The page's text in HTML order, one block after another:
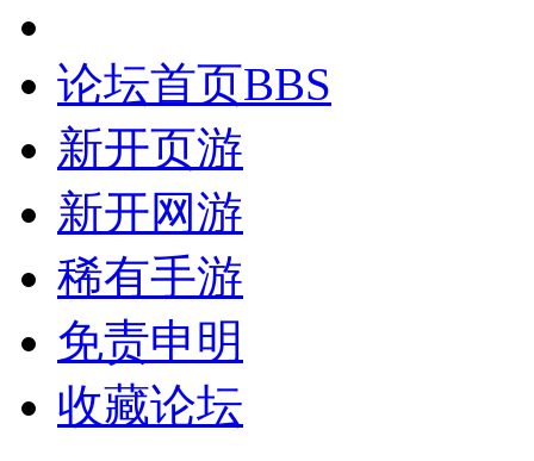
论坛首页BBS
新开页游
新开网游
稀有手游
免责申明
收藏论坛